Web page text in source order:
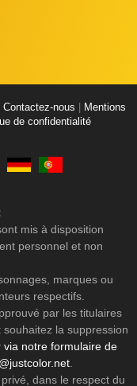
Contactez-nous
Mentions
de confidentialité
mis à disposition
personnel et non
marques ou
respectifs.
par les titulaires
la suppression
via notre formulaire de
.
dans le respect du